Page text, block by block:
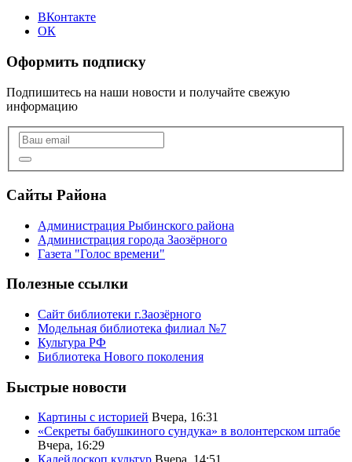
ВКонтакте
ОК
Оформить подписку
Подпишитесь на наши новости и получайте свежую
информацию
Сайты Района
Администрация Рыбинского района
Администрация города Заозёрного
Газета "Голос времени"
Полезные ссылки
Сайт библиотеки г.Заозёрного
Модельная библиотека филиал №7
Культура РФ
Библиотека Нового поколения
Быстрые новости
Картины с историей Вчера, 16:31
«Секреты бабушкиного сундука» в волонтерском штабе
Вчера, 16:29